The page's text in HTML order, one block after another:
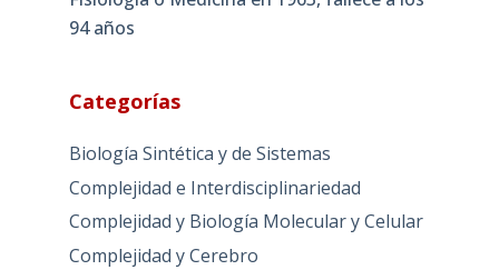
94 años
Categorías
Biología Sintética y de Sistemas
Complejidad e Interdisciplinariedad
Complejidad y Biología Molecular y Celular
Complejidad y Cerebro